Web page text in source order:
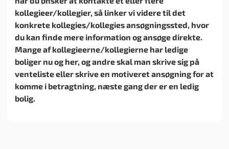
kollegieer/kollegier, så linker vi videre til det
konkrete kollegies/kollegies ansøgningssted, hvor
du kan finde mere information og ansøge direkte.
Mange af kollegieerne/kollegierne har ledige
boliger nu og her, og andre skal man skrive sig på
venteliste eller skrive en motiveret ansøgning for at
komme i betragtning, næste gang der er en ledig
bolig.